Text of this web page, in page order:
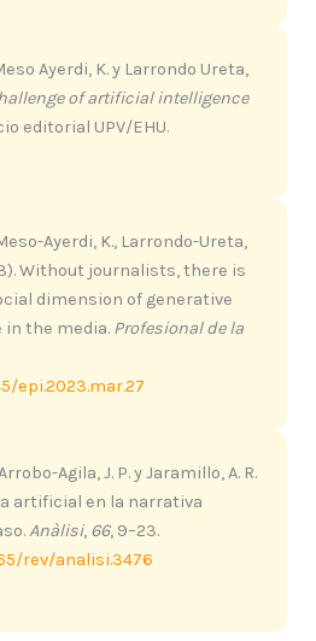
Ayerdi, K. y Larrondo Ureta,
of artificial intelligence
editorial UPV/EHU.
Ayerdi, K., Larrondo-Ureta,
Without journalists, there is
dimension of generative
the media. Profesional de la
epi.2023.mar.27
Agila, J. P. y Jaramillo, A. R.
artificial en la narrativa
Anàlisi, 66, 9–23.
rev/analisi.3476